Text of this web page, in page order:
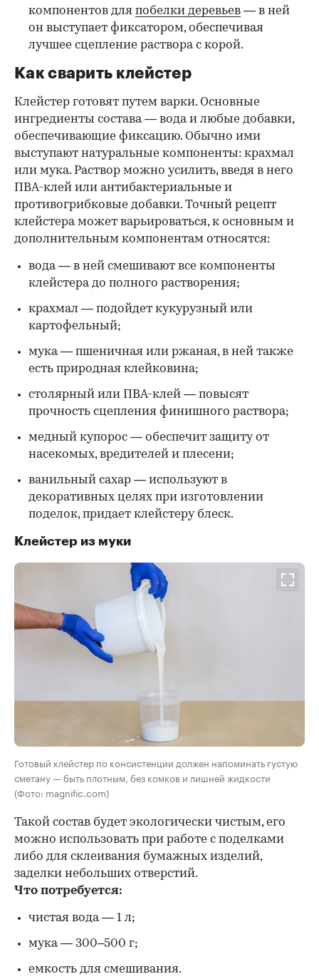
компонентов для побелки деревьев — в ней
он выступает фиксатором, обеспечивая
лучшее сцепление раствора с корой.
Как сварить клейстер
Клейстер готовят путем варки. Основные
ингредиенты состава — вода и любые добавки,
обеспечивающие фиксацию. Обычно ими
выступают натуральные компоненты: крахмал
или мука. Раствор можно усилить, введя в него
ПВА-клей или антибактериальные и
противогрибковые добавки. Точный рецепт
клейстера может варьироваться, к основным и
дополнительным компонентам относятся:
вода — в ней смешивают все компоненты
клейстера до полного растворения;
крахмал — подойдет кукурузный или
картофельный;
мука — пшеничная или ржаная, в ней также
есть природная клейковина;
столярный или ПВА-клей — повысят
прочность сцепления финишного раствора;
медный купорос — обеспечит защиту от
насекомых, вредителей и плесени;
ванильный сахар — используют в
декоративных целях при изготовлении
поделок, придает клейстеру блеск.
Клейстер из муки
Готовый клейстер по консистенции должен напоминать густую
сметану — быть плотным, без комков и лишней жидкости
(Фото: magnific.com)
Такой состав будет экологически чистым, его
можно использовать при работе с поделками
либо для склеивания бумажных изделий,
заделки небольших отверстий.
Что потребуется:
чистая вода — 1 л;
мука — 300–500 г;
емкость для смешивания.